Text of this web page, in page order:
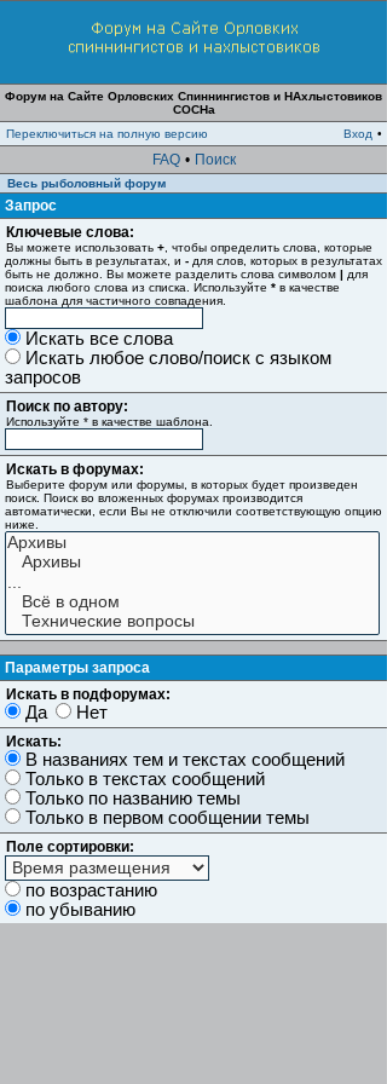
Форум на Сайте Орловских Спиннингистов и НАхлыстовиков
СОСНа
Переключиться на полную версию
Вход •
FAQ • Поиск
Весь рыболовный форум
Запрос
Ключевые слова:
Вы можете использовать + , чтобы определить слова, которые
должны быть в результатах, и - для слов, которых в результатах
быть не должно. Вы можете разделить слова символом | для
поиска любого слова из списка. Используйте * в качестве
шаблона для частичного совпадения.
Искать все слова
Искать любое слово/поиск с языком
запросов
Поиск по автору:
Используйте * в качестве шаблона.
Искать в форумах:
Выберите форум или форумы, в которых будет произведен
поиск. Поиск во вложенных форумах производится
автоматически, если Вы не отключили соответствующую опцию
ниже.
Параметры запроса
Искать в подфорумах:
Да Нет
Искать:
В названиях тем и текстах сообщений
Только в текстах сообщений
Только по названию темы
Только в первом сообщении темы
Поле сортировки:
по возрастанию
по убыванию